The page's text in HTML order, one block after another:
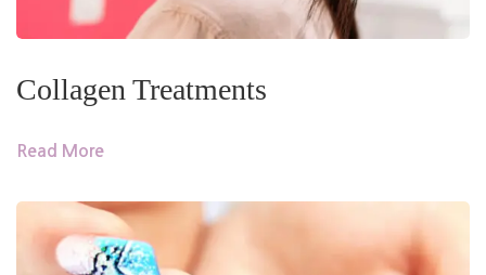
Collagen Treatments
Read More